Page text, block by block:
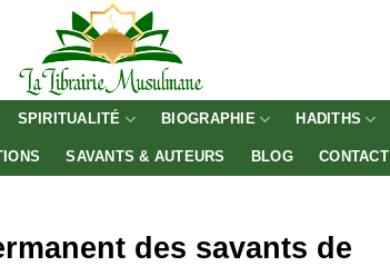
SPIRITUALITÉ BIOGRAPHIE HADITHS
SAVANTS & AUTEURS BLOG CONTACT
des savants de